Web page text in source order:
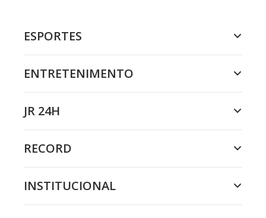
ESPORTES
ENTRETENIMENTO
JR 24H
RECORD
INSTITUCIONAL